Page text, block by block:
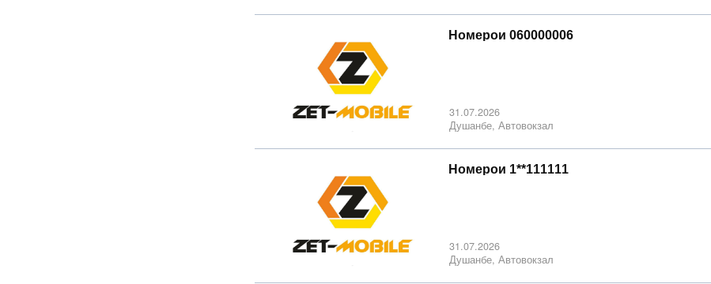
Номерои 060000006
31.07.2026
Душанбе, Автовокзал
Номерои 1**111111
31.07.2026
Душанбе, Автовокзал